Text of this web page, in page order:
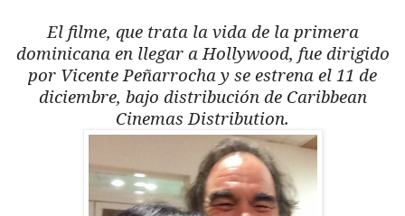
El filme, que trata la vida de la primera
dominicana en llegar a Hollywood, fue dirigido
por Vicente Peñarrocha y se estrena el 11 de
diciembre, bajo distribución de Caribbean
Cinemas Distribution.